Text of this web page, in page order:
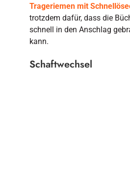
Trageriemen mit
trotzdem dafür, dass die
schnell in den Anschlag
kann.
Schaftwechsel